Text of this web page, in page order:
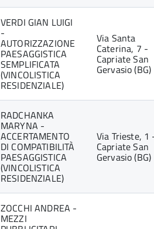
VERDI GIAN LUIGI
-
AUTORIZZAZIONE
PAESAGGISTICA
SEMPLIFICATA
(VINCOLISTICA
RESIDENZIALE)
Via Santa
Caterina, 7 -
Capriate San
Gervasio (BG)
RADCHANKA
MARYNA -
ACCERTAMENTO
DI COMPATIBILITÀ
PAESAGGISTICA
(VINCOLISTICA
RESIDENZIALE)
Via Trieste, 1
Capriate San
Gervasio (BG)
ZOCCHI ANDREA -
MEZZI